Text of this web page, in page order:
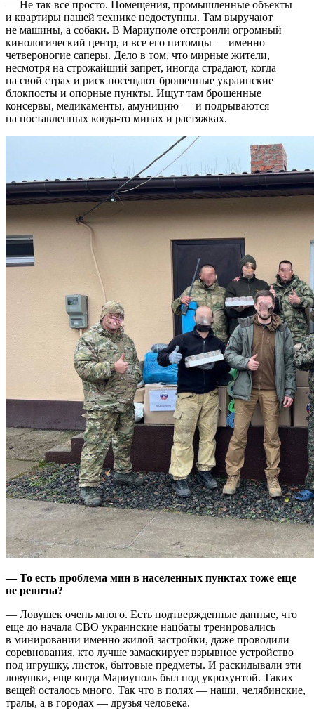
— Не так все просто. Помещения, промышленные объекты
и квартиры нашей технике недоступны. Там выручают
не машины, а собаки. В Мариуполе отстроили огромный
кинологический центр, и все его питомцы — именно
четвероногие саперы. Дело в том, что мирные жители,
несмотря на строжайший запрет, иногда страдают, когда
на свой страх и риск посещают брошенные украинские
блокпосты и опорные пункты. Ищут там брошенные
консервы, медикаменты, амуницию — и подрываются
на поставленных когда-то минах и растяжках.
— То есть проблема мин в населенных пунктах тоже еще
не решена?
— Ловушек очень много. Есть подтвержденные данные, что
еще до начала СВО украинские нацбаты тренировались
в минировании именно жилой застройки, даже проводили
соревнования, кто лучше замаскирует взрывное устройство
под игрушку, листок, бытовые предметы. И раскидывали эти
ловушки, еще когда Мариуполь был под укрохунтой. Таких
вещей осталось много. Так что в полях — наши, челябинские,
тралы, а в городах — друзья человека.